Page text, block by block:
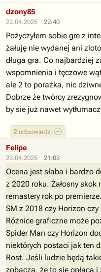
22.04.2025 22:40
2 odpowiedzi
dzony85
Pożyczyłem sobie gre z
żałuję nie wydanej ani
długa gra. Co najbardziej
wspomnienia i tęczowe
ale 2 to porażka, nic
Dobrze że twórcy
by sie już nawet
23.04.2025 21:03
Felipe
Ocena jest słaba i bardzo
z 2020 roku. Żałosny
remastery rok po
SM z 2018 czy Horizon
Różnice graficzne może
Spider Man czy Horizon
niektórych postaci jak ten
Rost. Jeśli ludzie będą
zobaczą, że to się opłaca